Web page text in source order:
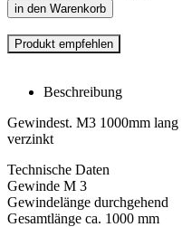
in den Warenkorb
Beschreibung
Gewindest. M3 1000mm lang
verzinkt
Technische Daten
Gewinde M 3
Gewindelänge durchgehend
Gesamtlänge ca. 1000 mm